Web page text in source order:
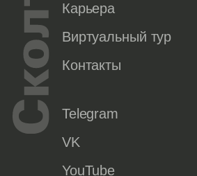
Карьера
Виртуальный тур
Контакты
Telegram
VK
YouTube